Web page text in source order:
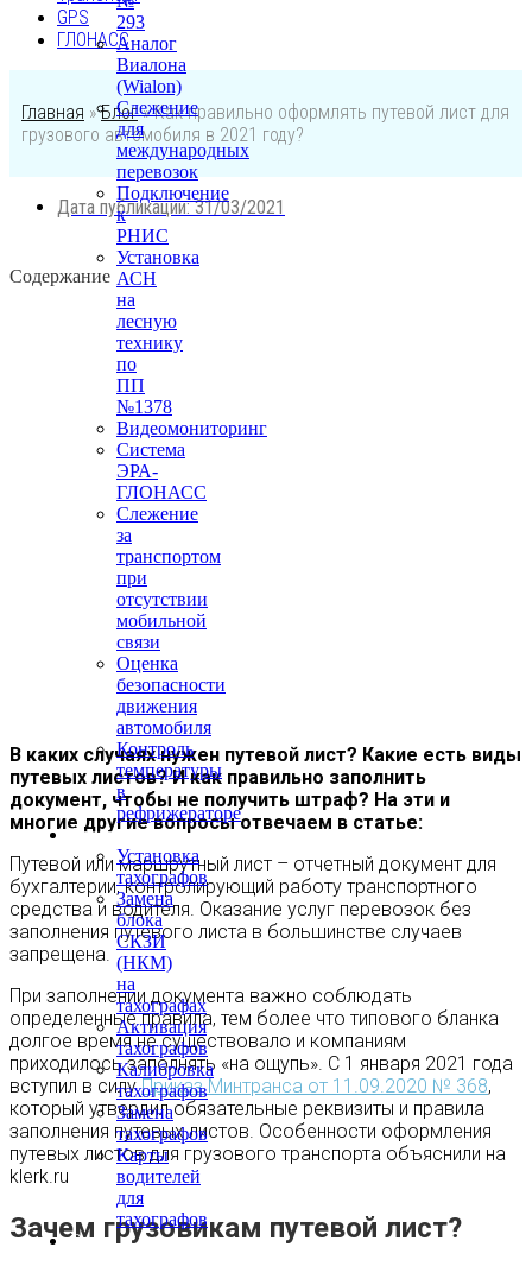
293
Аналог
Виалона
(Wialon)
Слежение
для
международных
перевозок
Подключение
к
РНИС
Установка
АСН
на
лесную
технику
по
ПП
№1378
Видеомониторинг
Система
ЭРА-
ГЛОНАСС
Слежение
за
транспортом
при
отсутствии
мобильной
связи
Оценка
безопасности
движения
автомобиля
Контроль
температуры
в
рефрижераторе
Тахография
Установка
тахографов
Замена
блока
СКЗИ
(НКМ)
на
тахографах
Активация
тахографов
Калибровка
тахографов
Замена
тахографов
Карты
водителей
для
тахографов
О
GPS
ГЛОНАСС
Главная »Блог»Как правильно оформлять путевой лист для
грузового автомобиля в 2021 году?
Дата публикации:31/03/2021
Содержание
В каких случаях нужен путевой лист? Какие есть виды
путевых листов? И как правильно заполнить
документ, чтобы не получить штраф? На эти и
многие другие вопросы отвечаем в статье:
Путевой или маршрутный лист – отчетный документ для
бухгалтерии, контролирующий работу транспортного
средства и водителя. Оказание услуг перевозок без
заполнения путевого листа в большинстве случаев
запрещена.
При заполнении документа важно соблюдать
определенные правила, тем более что типового бланка
долгое время не существовало и компаниям
приходилось заполнять «на ощупь». С 1 января 2021 года
вступил в силуПриказ Минтранса от 11.09.2020 № 368,
который утвердил обязательные реквизиты и правила
заполнения путевых листов. Особенности оформления
путевых листов для грузового транспорта объяснили на
klerk.ru
Зачем грузовикам путевой лист?